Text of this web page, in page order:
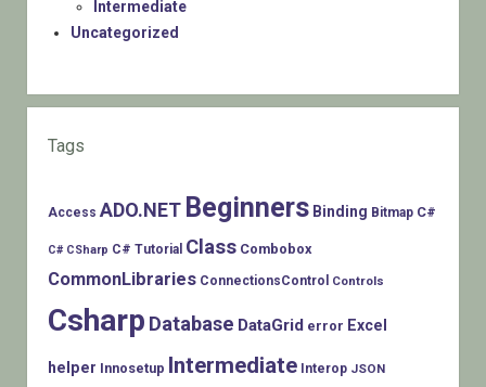
Intermediate
Uncategorized
Tags
Access ADO.NET Beginners Binding Bitmap C#
C# CSharp C# Tutorial Class Combobox
CommonLibraries ConnectionsControl Controls
Csharp Database DataGrid error Excel
helper Innosetup Intermediate Interop JSON